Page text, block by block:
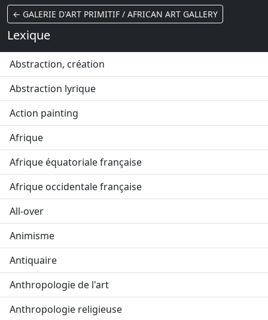
← GALERIE D'ART PRIMITIF / AFRICAN ART GALLERY
Lexique
Abstraction, création
Abstraction lyrique
Action painting
Afrique
Afrique équatoriale française
Afrique occidentale française
All-over
Animisme
Antiquaire
Anthropologie de l'art
Anthropologie religieuse